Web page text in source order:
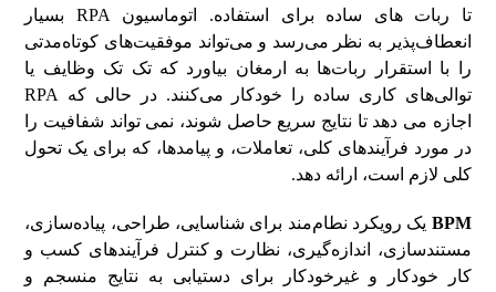
تا ربات های ساده برای استفاده. اتوماسیون RPA بسیار
انعطاف‌پذیر به نظر می‌رسد و می‌تواند موفقیت‌های کوتاه‌مدتی
را با استقرار ربات‌ها به ارمغان بیاورد که تک تک وظایف یا
توالی‌های کاری ساده را خودکار می‌کنند. در حالی که RPA
اجازه می دهد تا نتایج سریع حاصل شوند، نمی تواند شفافیت را
در مورد فرآیندهای کلی، تعاملات، و پیامدها، که برای یک تحول
کلی لازم است، ارائه دهد.
BPM یک رویکرد نطام‌مند برای شناسایی، طراحی، پیاده‌سازی،
مستندسازی، اندازه‌گیری، نظارت و کنترل فرآیندهای کسب و
کار خودکار و غیرخودکار برای دستیابی به نتایج منسجم و